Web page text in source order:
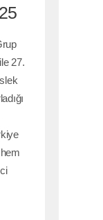
27.